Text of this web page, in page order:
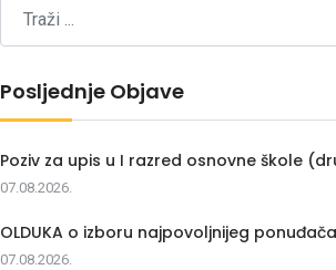
Posljednje Objave
Poziv za upis u I razred osnovne škole
07.08.2026.
OLDUKA o izboru najpovoljnijeg
07.08.2026.